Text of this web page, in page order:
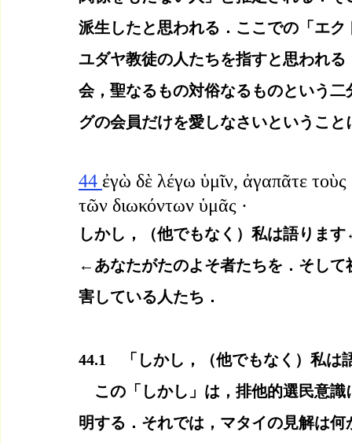
派生したと思われる．ここでの「エ
ユダヤ教徒の人たちを指すと思われ
会，聖なるもの対俗なるものという
グの会員だけを愛しなさいということ
44 ἐγὼ δὲ λέγω ὑμῖν, ἀγαπᾶτε
τῶν διωκόντων ὑμᾶς ·
しかし，（他でもなく）私は語りま
←あなたがたのよそ者たちを．そし
害している人たち．
44.1　「しかし，（他でもなく）私
この「しかし」は，排他的選民意識
明する．それでは，マタイの見解は何